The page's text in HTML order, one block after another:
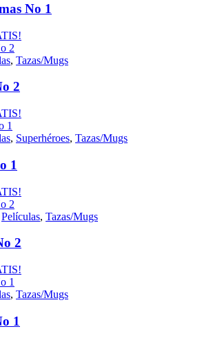
No 1
, Tazas/Mugs
2
, Superhéroes, Tazas/Mugs
1
Películas, Tazas/Mugs
2
, Tazas/Mugs
1